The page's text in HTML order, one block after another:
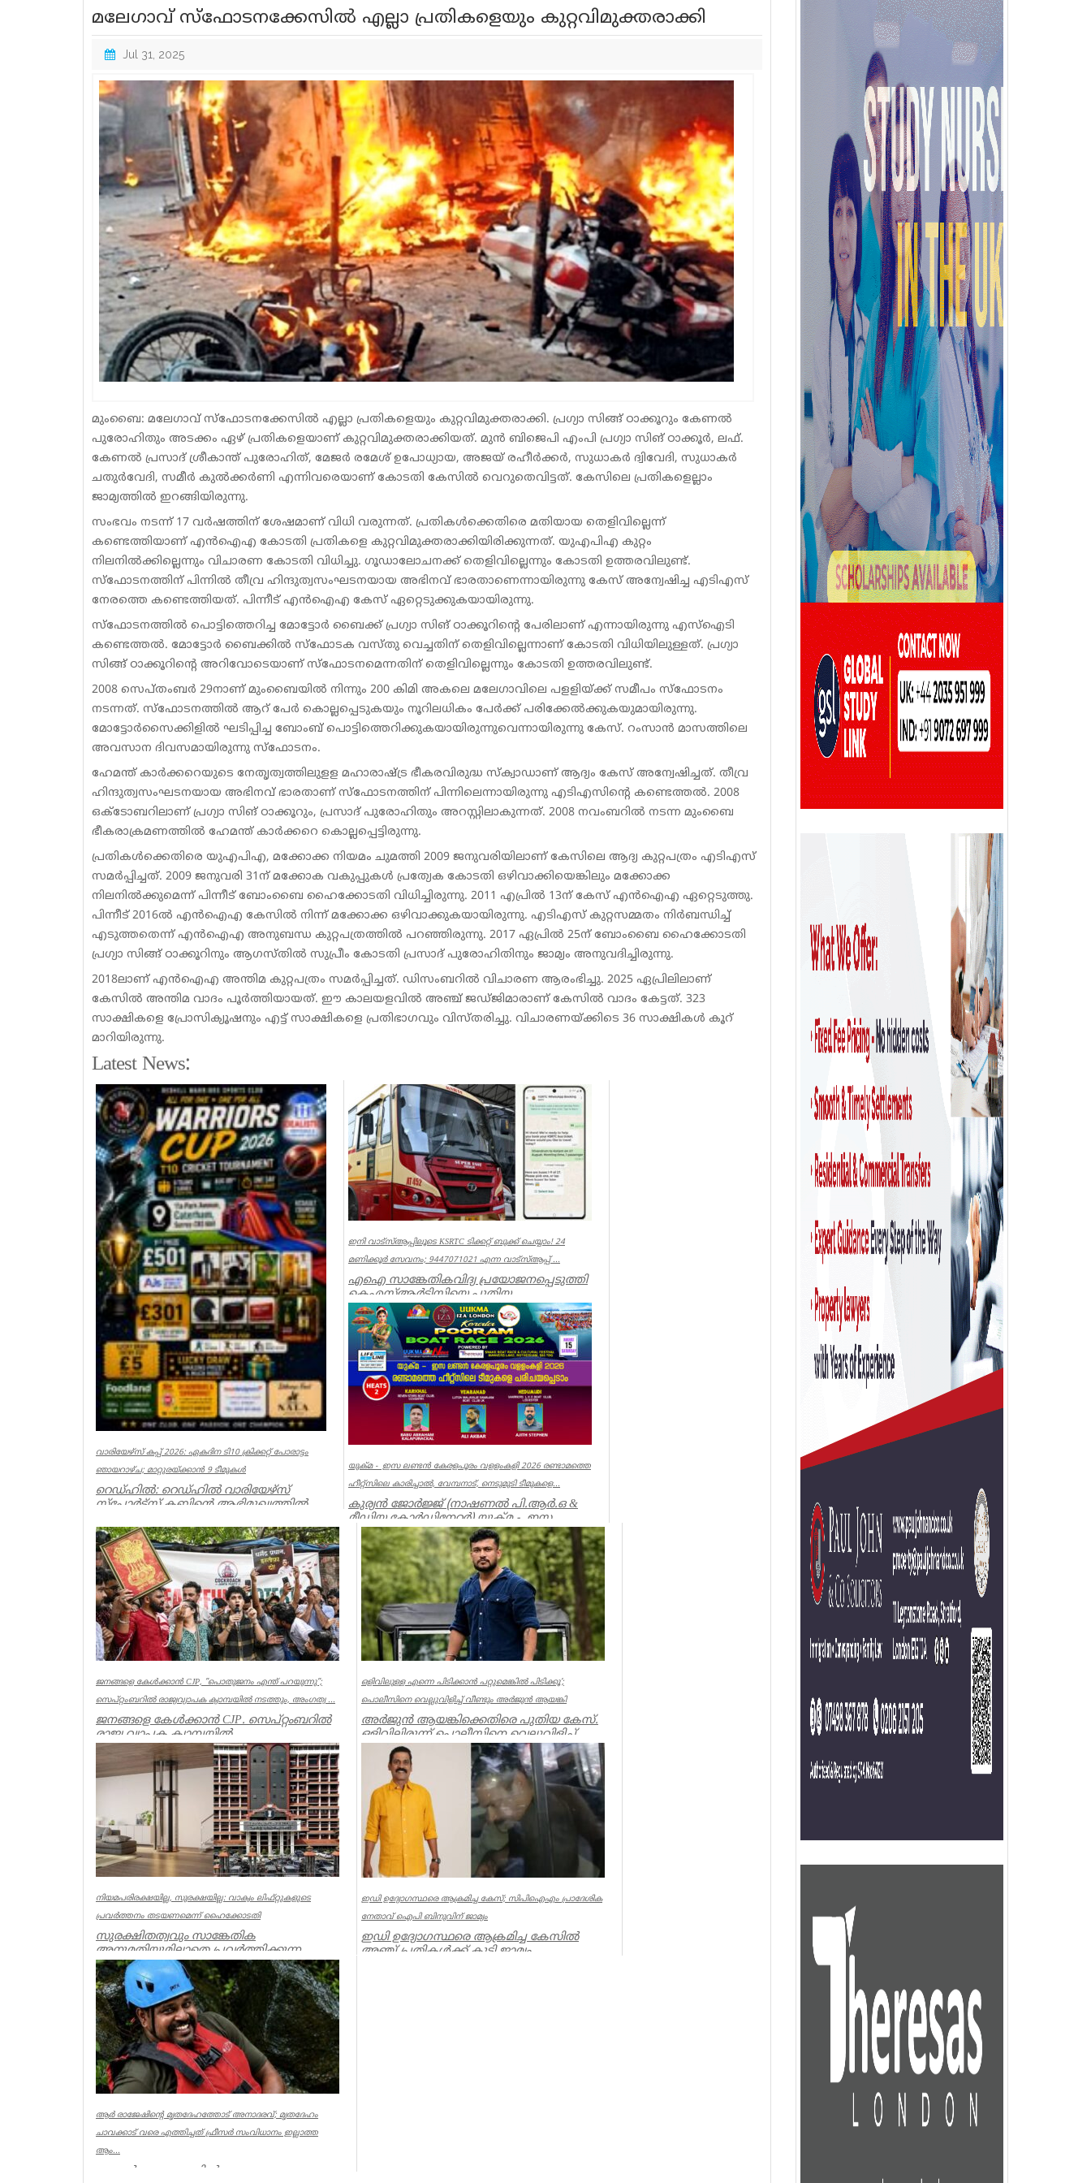
മലേ​ഗാവ് സ്ഫോടനക്കേസിൽ എല്ലാ പ്രതികളെയും കുറ്റവിമുക്തരാക്കി
Jul 31, 2025
മുംബൈ: മലേ​ഗാവ് സ്ഫോടനക്കേസിൽ എല്ലാ പ്രതികളെയും കുറ്റവിമുക്തരാക്കി. പ്ര​ഗ്യാ സിങ്ങ് ഠാക്കൂറും കേണൽ
പുരോഹിതും അടക്കം ഏഴ് പ്രതികളെയാണ് കുറ്റവിമുക്തരാക്കിയത്. മുന്‍ ബിജെപി എംപി പ്രഗ്യാ സിങ് ഠാക്കൂര്‍, ലഫ്.
കേണല്‍ പ്രസാദ് ശ്രീകാന്ത് പുരോഹിത്, മേജര്‍ രമേശ് ഉപോധ്യായ, അജയ് രഹീര്‍ക്കര്‍, സുധാകര്‍ ദ്വിവേദി, സുധാകര്‍
ചതുര്‍വേദി, സമീര്‍ കുല്‍ക്കര്‍ണി എന്നിവരെയാണ് കോടതി കേസിൽ വെറുതെവിട്ടത്. കേസിലെ പ്രതികളെല്ലാം
ജാമ്യത്തിൽ ഇറങ്ങിയിരുന്നു.
സംഭവം നടന്ന് 17 വ‍ർഷത്തിന് ശേഷമാണ് വിധി വരുന്നത്. പ്രതികള്‍ക്കെതിരെ മതിയായ തെളിവില്ലെന്ന്
കണ്ടെത്തിയാണ് എന്‍ഐഎ കോടതി പ്രതികളെ കുറ്റവിമുക്തരാക്കിയിരിക്കുന്നത്. യുഎപിഎ കുറ്റം
നിലനില്‍ക്കില്ലെന്നും വിചാരണ കോടതി വിധിച്ചു. ഗൂഡാലോചനക്ക് തെളിവില്ലെന്നും കോടതി ഉത്തരവിലുണ്ട്.
സ്ഫോടനത്തിന് പിന്നില്‍ തീവ്ര ഹിന്ദുത്വസംഘടനയായ അഭിനവ് ഭാരതാണെന്നായിരുന്നു കേസ് അന്വേഷിച്ച എടിഎസ്
നേരത്തെ കണ്ടെത്തിയത്. പിന്നീട് എൻഐഎ കേസ് ഏറ്റെടുക്കുകയായിരുന്നു.
സ്ഫോടനത്തിൽ പൊട്ടിത്തെറിച്ച മോട്ടോർ ബൈക്ക് പ്രഗ്യാ സിങ് ഠാക്കൂറിൻ്റെ പേരിലാണ് എന്നായിരുന്നു എസ്ഐടി
കണ്ടെത്തൽ. മോട്ടോർ ബൈക്കിൽ സ്ഫോടക വസ്തു വെച്ചതിന് തെളിവില്ലെന്നാണ് കോടതി വിധിയിലുള്ളത്. പ്ര​ഗ്യാ
സിങ്ങ് ഠാക്കൂറിൻ്റെ അറിവോടെയാണ് സ്ഫോടനമെന്നതിന് തെളിവില്ലെന്നും കോടതി ഉത്തരവിലുണ്ട്.
2008 സെപ്തംബര്‍ 29നാണ് മുംബൈയില്‍ നിന്നും 200 കിമി അകലെ മലേ​ഗാവിലെ പളളിയ്ക്ക് സമീപം സ്ഫോടനം
നടന്നത്. സ്ഫോടനത്തിൽ ആറ് പേര്‍ കൊല്ലപ്പെടുകയും നൂറിലധികം പേര്‍ക്ക് പരിക്കേൽക്കുകയുമായിരുന്നു.
മോട്ടോര്‍സൈക്കിളില്‍ ഘടിപ്പിച്ച ബോംബ് പൊട്ടിത്തെറിക്കുകയായിരുന്നുവെന്നായിരുന്നു കേസ്. റംസാന്‍ മാസത്തിലെ
അവസാന ദിവസമായിരുന്നു സ്ഫോടനം.
ഹേമന്ത് കാർക്കറെയുടെ നേതൃത്വത്തിലുളള മഹാരാഷ്ട്ര ഭീകരവിരുദ്ധ സ്ക്വാഡാണ് ആദ്യം കേസ് അന്വേഷിച്ചത്. തീവ്ര
ഹിന്ദുത്വസംഘടനയായ അഭിനവ് ഭാരതാണ് സ്ഫോടനത്തിന് പിന്നിലെന്നായിരുന്നു എടിഎസിൻ്റെ കണ്ടെത്തൽ. 2008
ഒക്ടോബറിലാണ് പ്ര​ഗ്യാ സിങ് ഠാക്കൂറും, പ്രസാദ് പുരോഹിതും അറസ്റ്റിലാകുന്നത്. 2008 നവംബറിൽ നടന്ന മുംബൈ
ഭീകരാക്രമണത്തിൽ ഹേമന്ത് കാർക്കറെ കൊല്ലപ്പെട്ടിരുന്നു.
പ്രതികൾക്കെതിരെ യുഎപിഎ, മക്കോക്ക നിയമം ചുമത്തി 2009 ജനുവരിയിലാണ് കേസിലെ ആദ്യ കുറ്റപത്രം എടിഎസ്
സമർപ്പിച്ചത്. 2009 ജനുവരി 31ന് മക്കോക വകുപ്പുകൾ പ്രത്യേക കോടതി ഒഴിവാക്കിയെങ്കിലും മക്കോക്ക
നിലനിൽക്കുമെന്ന് പിന്നീട് ബോംബൈ ഹൈക്കോടതി വിധിച്ചിരുന്നു. 2011 എപ്രിൽ 13ന് കേസ് എൻഐഎ ഏറ്റെടുത്തു.
പിന്നീട് 2016ൽ എൻഐഎ കേസിൽ നിന്ന് മക്കോക്ക ഒഴിവാക്കുകയായിരുന്നു. എടിഎസ് കുറ്റസമ്മതം നിർബന്ധിച്ച്
എടുത്തതെന്ന് എൻഐഎ അനുബന്ധ കുറ്റപത്രത്തിൽ പറഞ്ഞിരുന്നു. 2017 ഏപ്രിൽ 25ന് ബോംബൈ ഹൈക്കോടതി
പ്ര​ഗ്യാ സിങ്ങ് ഠാക്കൂറിനും ആഗസ്തിൽ സുപ്രീം കോടതി പ്രസാദ് പുരോഹിതിനും ജാമ്യം അനുവദിച്ചിരുന്നു.
2018ലാണ് എൻഐഎ അന്തിമ കുറ്റപത്രം സമർപ്പിച്ചത്. ഡിസംബറിൽ വിചാരണ ആരംഭിച്ചു. 2025 ഏപ്രിലിലാണ്
കേസിൽ അന്തിമ വാദം പൂർത്തിയായത്. ഈ കാലയളവിൽ അഞ്ച് ജഡ്ജിമാരാണ് കേസിൽ വാദം കേട്ടത്. 323
സാക്ഷികളെ പ്രോസിക്യൂഷനും എട്ട് സാക്ഷികളെ പ്രതിഭാ​ഗവും വിസ്തരിച്ചു. വിചാരണയ്ക്കിടെ 36 സാക്ഷികൾ കൂറ്
മാറിയിരുന്നു.
Latest News:
വാരിയേഴ്സ് കപ്പ് 2026: ഏകദിന ടി10 ക്രിക്കറ്റ് പോരാട്ടം
ഞായറാഴ്ച; മാറ്റുരയ്ക്കാൻ 9 ടീമുകൾ
റെഡ്ഹിൽ: റെഡ്ഹിൽ വാരിയേഴ്സ്
സ്പോർട്സ് ക്ലബ്ബിന്റെ ആഭിമുഖ്യത്തിൽ
Associations
ഇനി വാട്‌സ്ആപ്പിലൂടെ KSRTC ടിക്കറ്റ് ബുക്ക് ചെയ്യാം! 24
മണിക്കൂർ സേവനം; 9447071021 എന്ന വാട്സ്ആപ്പ് ...
എഐ സാങ്കേതികവിദ്യ പ്രയോജനപ്പെടുത്തി
കെഎസ്ആർടിസിയെ പുതിയ
യുഗത്തിലേക്ക് നയിക്കുകയാണ് ലക്ഷ്യമെന്ന്
ഗതാ...
Kerala
യുക്മ - ഇസ ലണ്ടൻ കേരളപൂരം വളളംകളി 2026 രണ്ടാമത്തെ
ഹീറ്റ്സിലെ കാരിച്ചാൽ, വേമ്പനാട്, നെടുമുടി ടീമുകളെ...
കുര്യൻ ജോർജ്ജ് (നാഷണൽ പി.ആർ.ഒ &
മീഡിയ കോർഡിനേറ്റർ) യുക്മ - ഇസ
ലണ്ടൻ കേരളപൂരം വ...
Associations
ജനങ്ങളെ കേൾക്കാൻ CJP, ”പൊതുജനം എന്ത് പറയുന്നു”;
സെപ്റ്റംബറിൽ രാജ്യവ്യാപക ക്യാമ്പയിൽ നടത്തും, അംഗത്വ ...
ജനങ്ങളെ കേൾക്കാൻ CJP. സെപ്റ്റംബറിൽ
രാജ്യ വ്യാപക ക്യാമ്പയിൽ
നടത്തും.”പൊതുജനം എന്ത് പറയുന്നു” എന്ന
പേ...
ഒളിവിലുള്ള എന്നെ പിടിക്കാൻ പറ്റുമെങ്കിൽ പിടിക്കൂ’;
പൊലീസിനെ വെല്ലുവിളിച്ച് വീണ്ടും അർജുൻ ആയങ്കി
അർജുൻ ആയങ്കിക്കെതിരെ പുതിയ കേസ്.
ഒളിവിലിരുന്ന് പൊലീസിനെ വെല്ലുവിളിച്ച്
ഭീഷണിപ്പെടുത്തിയതിനാണ് കേസ്....
Kerala
നിയമപരിരക്ഷയില്ല, സുരക്ഷയില്ല: വാക്വം ലിഫ്റ്റുകളുടെ
പ്രവര്‍ത്തനം തടയണമെന്ന് ഹൈക്കോടതി
സുരക്ഷിതത്വവും സാങ്കേതിക
അനുമതിയുമില്ലാതെ പ്രവര്‍ത്തിക്കുന്ന
അനധികൃത വാക്വം ലിഫ്റ്റുകളുടെ പ്രവര്‍ത്...
Kerala
ഇഡി ഉദ്യോഗസ്ഥരെ ആക്രമിച്ച കേസ്; സിപിഐഎം പ്രാദേശിക
നേതാവ് ഐപി ബിനുവിന് ജാമ്യം
ഇഡി ഉദ്യോഗസ്ഥരെ ആക്രമിച്ച കേസില്‍
അഞ്ച് പ്രതികള്‍ക്ക് കൂടി ജാമ്യം.
ആര്‍ രാജേഷിന്റെ മൃതദേഹത്തോട് അനാദരവ്; മൃതദേഹം
ചാവക്കാട് വരെ എത്തിച്ചത് ഫ്രീസര്‍ സംവിധാനം ഇല്ലാത്ത
ആം...
കണ്ണൂര്‍ ചെറുപുഴയില്‍